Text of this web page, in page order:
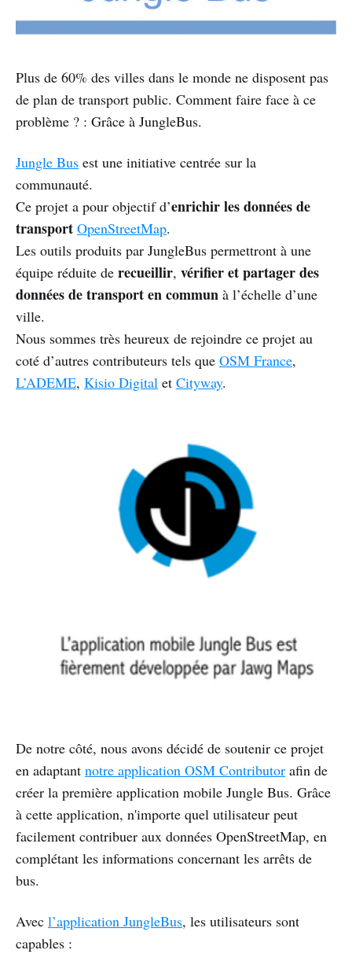
Plus de 60% des villes dans le monde ne disposent pas
de plan de transport public. Comment faire face à ce
problème ? : Grâce à JungleBus.
Jungle Bus est une initiative centrée sur la
communauté.
Ce projet a pour objectif d’enrichir les données de
transport OpenStreetMap.
Les outils produits par JungleBus permettront à une
équipe réduite de recueillir, vérifier et partager des
données de transport en commun à l’échelle d’une
ville.
Nous sommes très heureux de rejoindre ce projet au
coté d’autres contributeurs tels que OSM France,
L’ADEME, Kisio Digital et Cityway.
De notre côté, nous avons décidé de soutenir ce projet
en adaptant notre application OSM Contributor afin de
créer la première application mobile Jungle Bus. Grâce
à cette application, n'importe quel utilisateur peut
facilement contribuer aux données OpenStreetMap, en
complétant les informations concernant les arrêts de
bus.
Avec l’application JungleBus, les utilisateurs sont
capables :